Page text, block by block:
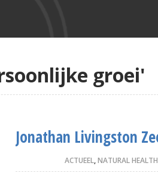
groei'
Jonathan Livingston
ACTUEEL,NATURAL